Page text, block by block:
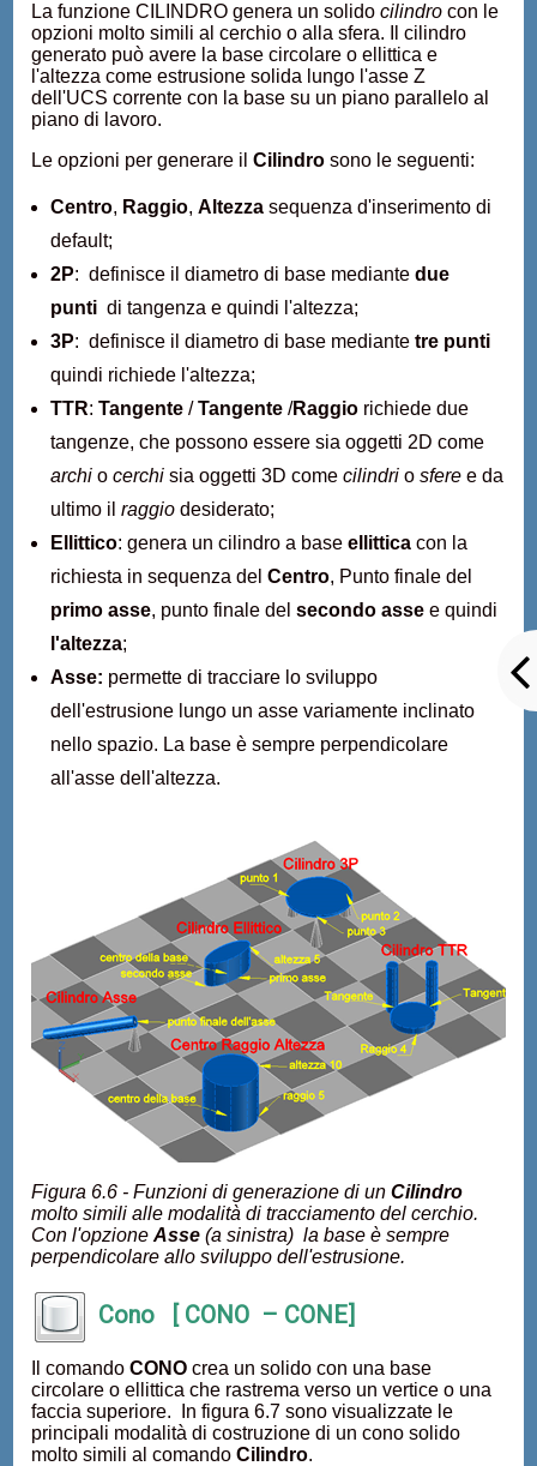
La funzione CILINDRO genera un solidocilindro con le
opzioni molto simili al cerchio o alla sfera. Il cilindro
generato può avere la base circolare o ellittica e
l'altezza come estrusione solida lungo l'asse Z
dell'UCS corrente con la base su un piano parallelo al
piano di lavoro.
Le opzioni per generare ilCilindro sono le seguenti:
Centro, Raggio,Altezza sequenza d'inserimento di
default;
2P: definisce il diametro di base mediantedue
punti di tangenza e quindi l'altezza;
3P: definisce il diametro di base mediantetre punti
quindi richiede l'altezza;
TTR:Tangente /Tangente /Raggio richiede due
tangenze, che possono essere sia oggetti 2D come
archi ocerchi sia oggetti 3D comecilindri osfere e da
ultimo ilraggio desiderato;
Ellittico: genera un cilindro a baseellittica con la
richiesta in sequenza delCentro, Punto finale del
primo asse, punto finale delsecondo asse e quindi
l'altezza;
Asse: permette di tracciare lo sviluppo
dell'estrusione lungo un asse variamente inclinato
nello spazio. La base è sempre perpendicolare
all'asse dell'altezza.
Figura 6.6 - Funzioni di generazione di unCilindro
molto simili alle modalità di tracciamento del cerchio.
Con l'opzioneAsse (a sinistra) la base è sempre
perpendicolare allo sviluppo dell'estrusione.
Cono [ CONO – CONE]
Il comandoCONO crea un solido con una base
circolare o ellittica che rastrema verso un vertice o una
faccia superiore. In figura 6.7 sono visualizzate le
principali modalità di costruzione di un cono solido
molto simili al comandoCilindro.